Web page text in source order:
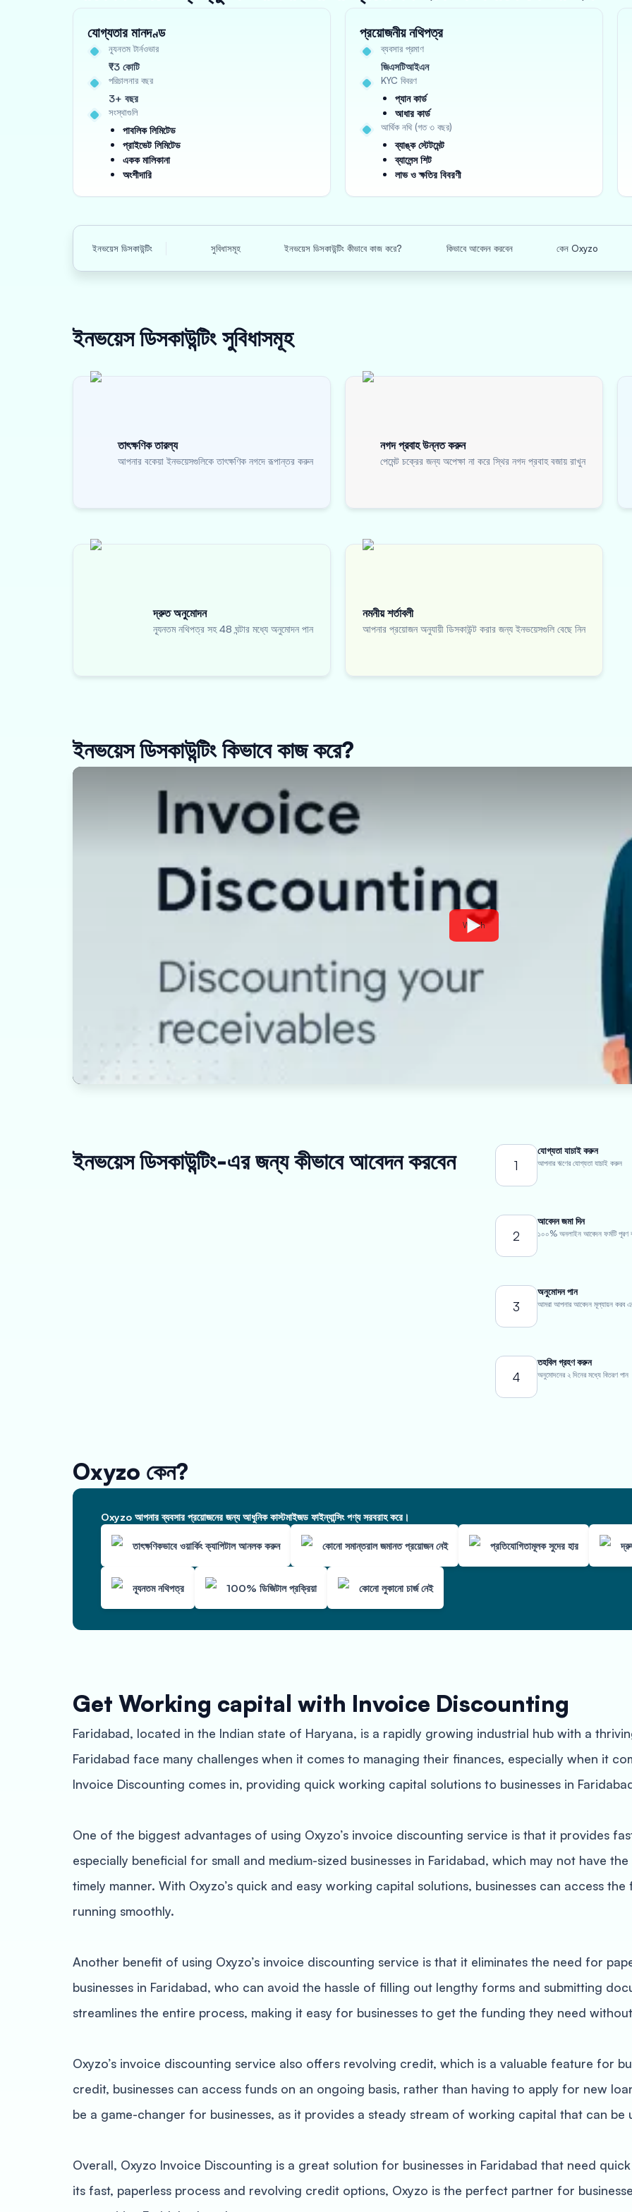
যোগ্যতার মানদণ্ড
ন্যূনতম টার্নওভার
₹3 কোটি
পরিচালনার বছর
3+ বছর
সংস্থাগুলি
পাবলিক লিমিটেড
প্রাইভেট লিমিটেড
একক মালিকানা
অংশীদারি
প্রয়োজনীয় নথিপত্র
ব্যবসার প্রমাণ
জিএসটিআইএন
KYC বিবরণ
প্যান কার্ড
আধার কার্ড
আর্থিক নথি (গত ৩ বছর)
ব্যাঙ্ক স্টেটমেন্ট
ব্যালেন্স শিট
লাভ ও ক্ষতির বিবরণী
ইনভয়েস ডিসকাউন্টিং সুবিধাসমূহ ইনভয়েস ডিসকাউন্টিং কীভাবে কাজ করে? কিভাবে আবেদন করবেন কেন Oxyzo
ইনভয়েস ডিসকাউন্টিংসুবিধাসমূহ
তাৎক্ষণিক তারল্য
আপনার বকেয়া ইনভয়েসগুলিকে তাৎক্ষণিক নগদে রূপান্তর করুন
নগদ প্রবাহ উন্নত করুন
পেমেন্ট চক্রের জন্য অপেক্ষা না করে স্থির নগদ প্রবাহ বজায় রাখুন
দ্রুত অনুমোদন
ন্যূনতম নথিপত্র সহ 48 ঘন্টার মধ্যে অনুমোদন পান
নমনীয় শর্তাবলী
আপনার প্রয়োজন অনুযায়ী ডিসকাউন্ট করার জন্য ইনভয়েসগুলি বেছে নিন
ইনভয়েস ডিসকাউন্টিং কিভাবে কাজ করে?
Watch
ইনভয়েস ডিসকাউন্টিং-এর জন্য কীভাবে আবেদন করবেন 1
যোগ্যতা যাচাই করুন
আপনার ঋণের যোগ্যতা যাচাই করুন
2
আবেদন জমা দিন
১০০% অনলাইন আবেদন ফর্মটি পূরণ
3
অনুমোদন পান
আমরা আপনার আবেদন মূল্যায়ন করব
4
তহবিল গ্রহণ করুন
অনুমোদনের ২ দিনের মধ্যে বিতরণ পান
Oxyzo কেন?
Oxyzo আপনার ব্যবসার প্রয়োজনের জন্য আধুনিক কাস্টমাইজড ফাইন্যান্সিং পণ্য সরবরাহ করে।
তাৎক্ষণিকভাবে ওয়ার্কিং ক্যাপিটাল আনলক করুন কোনো সমান্তরাল জমানত প্রয়োজন নেই প্রতিযোগিতামূলক সুদের হার
ন্যূনতম নথিপত্র 100% ডিজিটাল প্রক্রিয়া কোনো লুকানো চার্জ নেই
Get Working capital with Invoice Discounting
Faridabad, located in the Indian state of Haryana, is a rapidly growing industrial hub with a
Faridabad face many challenges when it comes to managing their finances, especially when it
Invoice Discounting comes in, providing quick working capital solutions to businesses in
One of the biggest advantages of using Oxyzo’s invoice discounting service is that it provides
especially beneficial for small and medium-sized businesses in Faridabad, which may not have
timely manner. With Oxyzo’s quick and easy working capital solutions, businesses can access
running smoothly.
Another benefit of using Oxyzo’s invoice discounting service is that it eliminates the need for
businesses in Faridabad, who can avoid the hassle of filling out lengthy forms and submitting
streamlines the entire process, making it easy for businesses to get the funding they need
Oxyzo’s invoice discounting service also offers revolving credit, which is a valuable feature for
credit, businesses can access funds on an ongoing basis, rather than having to apply for new
be a game-changer for businesses, as it provides a steady stream of working capital that can be
Overall, Oxyzo Invoice Discounting is a great solution for businesses in Faridabad that need
its fast, paperless process and revolving credit options, Oxyzo is the perfect partner for